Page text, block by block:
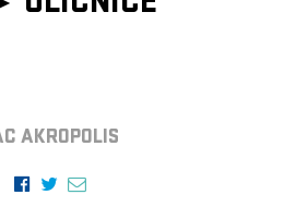
AKROPOLIS